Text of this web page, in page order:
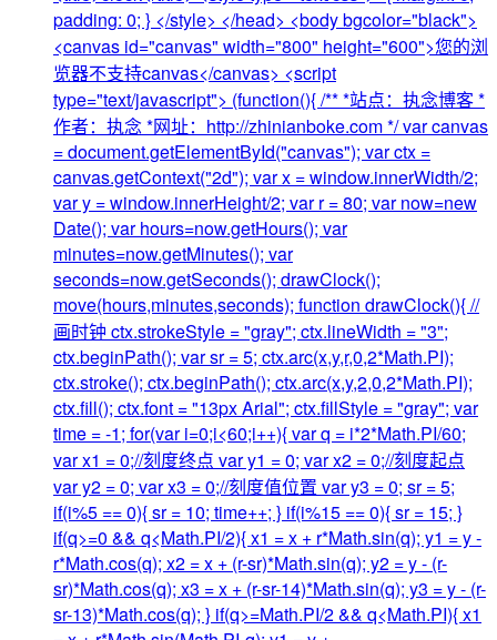
padding: 0; } </style> </head> <body bgcolor="black">
<canvas id="canvas" width="800" height="600">您的浏
览器不支持canvas</canvas> <script
type="text/javascript"> (function(){ /** *站点：执念博客 *
作者：执念 *网址：http://zhinianboke.com */ var canvas
= document.getElementById("canvas"); var ctx =
canvas.getContext("2d"); var x = window.innerWidth/2;
var y = window.innerHeight/2; var r = 80; var now=new
Date(); var hours=now.getHours(); var
minutes=now.getMinutes(); var
seconds=now.getSeconds(); drawClock();
move(hours,minutes,seconds); function drawClock(){ //
画时钟 ctx.strokeStyle = "gray"; ctx.lineWidth = "3";
ctx.beginPath(); var sr = 5; ctx.arc(x,y,r,0,2*Math.PI);
ctx.stroke(); ctx.beginPath(); ctx.arc(x,y,2,0,2*Math.PI);
ctx.fill(); ctx.font = "13px Arial"; ctx.fillStyle = "gray"; var
time = -1; for(var i=0;i<60;i++){ var q = i*2*Math.PI/60;
var x1 = 0;//刻度终点 var y1 = 0; var x2 = 0;//刻度起点
var y2 = 0; var x3 = 0;//刻度值位置 var y3 = 0; sr = 5;
if(i%5 == 0){ sr = 10; time++; } if(i%15 == 0){ sr = 15; }
if(q>=0 && q<Math.PI/2){ x1 = x + r*Math.sin(q); y1 = y -
r*Math.cos(q); x2 = x + (r-sr)*Math.sin(q); y2 = y - (r-
sr)*Math.cos(q); x3 = x + (r-sr-14)*Math.sin(q); y3 = y - (r-
sr-13)*Math.cos(q); } if(q>=Math.PI/2 && q<Math.PI){ x1